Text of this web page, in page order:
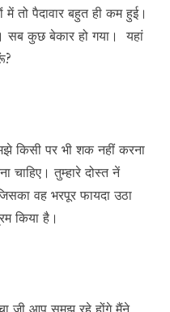
तो पैदावार बहुत ही कम हुई।
सब कुछ बेकार हो गया। यहां
किसी पर भी शक नहीं करना
चाहिए। तुम्हारे दोस्त नें
वह भरपूर फायदा उठा
किया है।